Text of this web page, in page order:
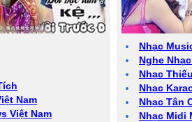
Nam
Việt Nam
Nhạc
Nghe
Nhạc
Nhạc
Nhạc Tân
Nhạc Midi